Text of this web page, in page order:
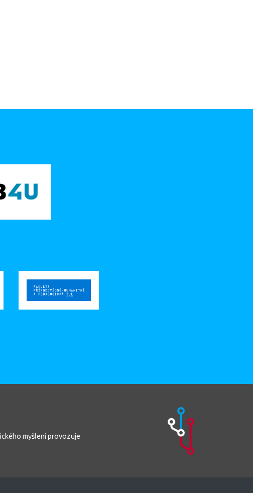
myšlení provozuje